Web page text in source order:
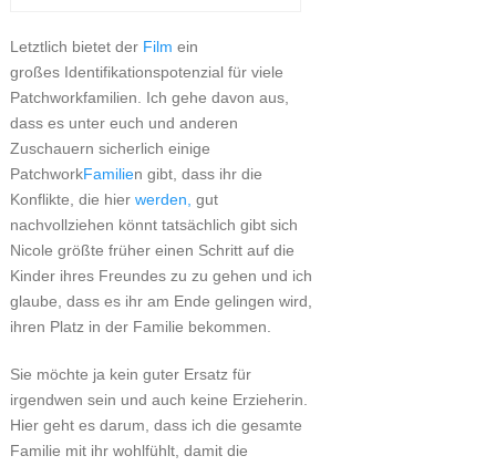
Letztlich bietet der Film ein
großes Identifikationspotenzial für viele
Patchworkfamilien. Ich gehe davon aus,
dass es unter euch und anderen
Zuschauern sicherlich einige
PatchworkFamilien gibt, dass ihr die
Konflikte, die hier werden, gut
nachvollziehen könnt tatsächlich gibt sich
Nicole größte früher einen Schritt auf die
Kinder ihres Freundes zu zu gehen und ich
glaube, dass es ihr am Ende gelingen wird,
ihren Platz in der Familie bekommen.
Sie möchte ja kein guter Ersatz für
irgendwen sein und auch keine Erzieherin.
Hier geht es darum, dass ich die gesamte
Familie mit ihr wohlfühlt, damit die